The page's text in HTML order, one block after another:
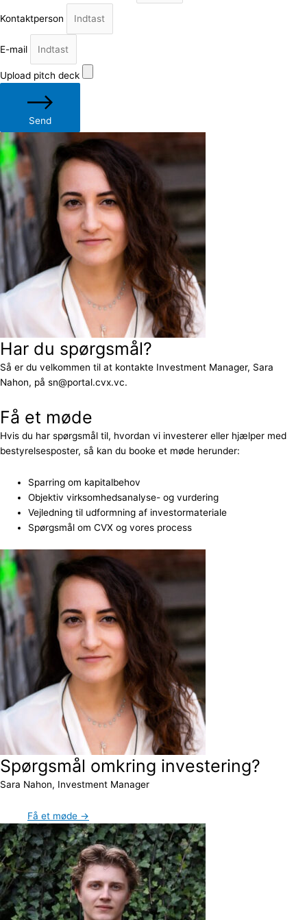
Kontaktperson
E-mail
Upload pitch deck
Send
Har du spørgsmål?
Så er du velkommen til at kontakte Investment Manager, Sara
Nahon, på sn@portal.cvx.vc.
Få et møde
Hvis du har spørgsmål til, hvordan vi investerer eller hjælper med
bestyrelsesposter, så kan du booke et møde herunder:
Sparring om kapitalbehov
Objektiv virksomhedsanalyse- og vurdering
Vejledning til udformning af investormateriale
Spørgsmål om CVX og vores process
Spørgsmål omkring investering?
Sara Nahon, Investment Manager
Få et møde →